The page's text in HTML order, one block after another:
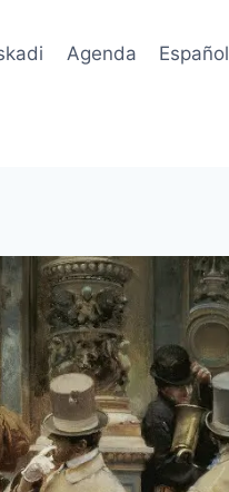
Agenda Español